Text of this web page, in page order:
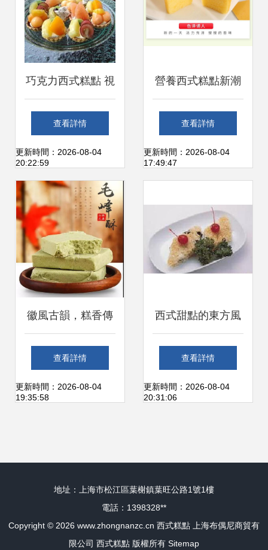
巧克力西式糕點 視
覺與味覺的雙重盛
宴
查看詳情
更新時間：2026-08-04
20:22:59
營養西式糕點新潮
流 早餐小蛋糕與雞
蛋面包的整箱批發
查看詳情
更新時間：2026-08-04
17:49:47
徽風古韻，糕香傳
情 品味徽州糕點的
東方美學
查看詳情
更新時間：2026-08-04
19:35:58
西式甜點的東方風
情 融合糯米糕元素
的創意糕點
查看詳情
更新時間：2026-08-04
20:31:06
地址：上海市松江區葉榭鎮葉旺公路1號1樓
電話：1398328**
Copyright © 2026 www.zhongnanzc.cn 西式糕點
上海布偶尼商貿有
限公司 西式糕點 版權所有 Sitemap